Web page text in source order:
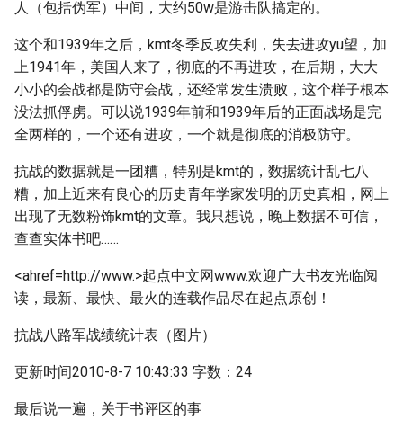
人（包括伪军）中间，大约50w是游击队搞定的。
这个和1939年之后，kmt冬季反攻失利，失去进攻yu望，加
上1941年，美国人来了，彻底的不再进攻，在后期，大大
小小的会战都是防守会战，还经常发生溃败，这个样子根本
没法抓俘虏。可以说1939年前和1939年后的正面战场是完
全两样的，一个还有进攻，一个就是彻底的消极防守。
抗战的数据就是一团糟，特别是kmt的，数据统计乱七八
糟，加上近来有良心的历史青年学家发明的历史真相，网上
出现了无数粉饰kmt的文章。我只想说，晚上数据不可信，
查查实体书吧……
<ahref=http://www.>起点中文网www.欢迎广大书友光临阅
读，最新、最快、最火的连载作品尽在起点原创！
抗战八路军战绩统计表（图片）
更新时间2010-8-7 10:43:33 字数：24
最后说一遍，关于书评区的事